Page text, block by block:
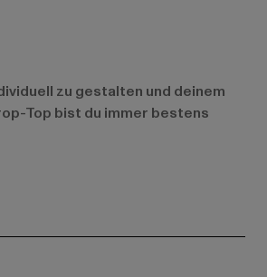
zu gestalten und deinem
Top bist du immer bestens